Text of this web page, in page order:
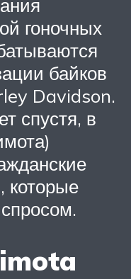
гоночных
байков
Davidson.
спустя, в